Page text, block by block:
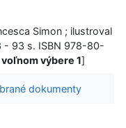
Simon ; ilustroval
- 93 s. ISBN 978-80-
výbere 1]
dokumenty